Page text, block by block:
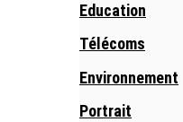
Education
Télécoms
Environnement
Portrait